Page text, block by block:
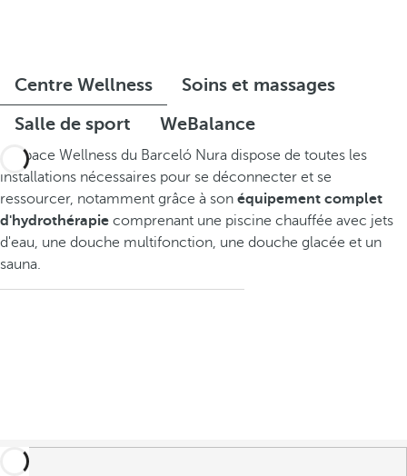
Centre Wellness
Soins et massages
Salle de sport
WeBalance
L'espace Wellness du Barceló Nura dispose de toutes les
installations nécessaires pour se déconnecter et se
ressourcer, notamment grâce à son équipement complet
d'hydrothérapie comprenant une piscine chauffée avec jets
d'eau, une douche multifonction, une douche glacée et un
sauna.